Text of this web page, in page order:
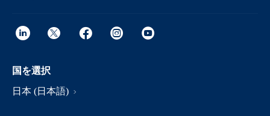
国を選択
日本 (日本語)